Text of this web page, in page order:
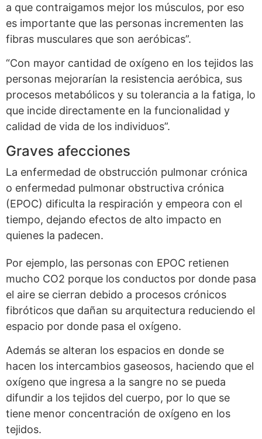
a que contraigamos mejor los músculos, por eso
es importante que las personas incrementen las
fibras musculares que son aeróbicas”.
“Con mayor cantidad de oxígeno en los tejidos las
personas mejorarían la resistencia aeróbica, sus
procesos metabólicos y su tolerancia a la fatiga, lo
que incide directamente en la funcionalidad y
calidad de vida de los individuos”.
Graves afecciones
La enfermedad de obstrucción pulmonar crónica
o enfermedad pulmonar obstructiva crónica
(EPOC) dificulta la respiración y empeora con el
tiempo, dejando efectos de alto impacto en
quienes la padecen.
Por ejemplo, las personas con EPOC retienen
mucho CO2 porque los conductos por donde pasa
el aire se cierran debido a procesos crónicos
fibróticos que dañan su arquitectura reduciendo el
espacio por donde pasa el oxígeno.
Además se alteran los espacios en donde se
hacen los intercambios gaseosos, haciendo que el
oxígeno que ingresa a la sangre no se pueda
difundir a los tejidos del cuerpo, por lo que se
tiene menor concentración de oxígeno en los
tejidos.